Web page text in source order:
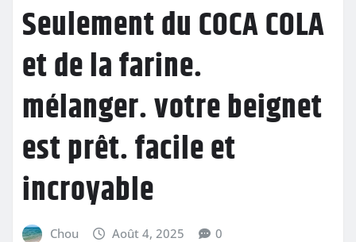
Seulement du COCA COLA
et de la farine.
mélanger. votre beignet
est prêt. facile et
incroyable
Chou Août 4, 2025 0